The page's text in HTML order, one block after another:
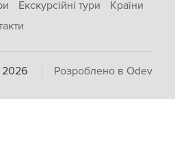
Екскурсійні тури
Країни
Розроблено в Odev